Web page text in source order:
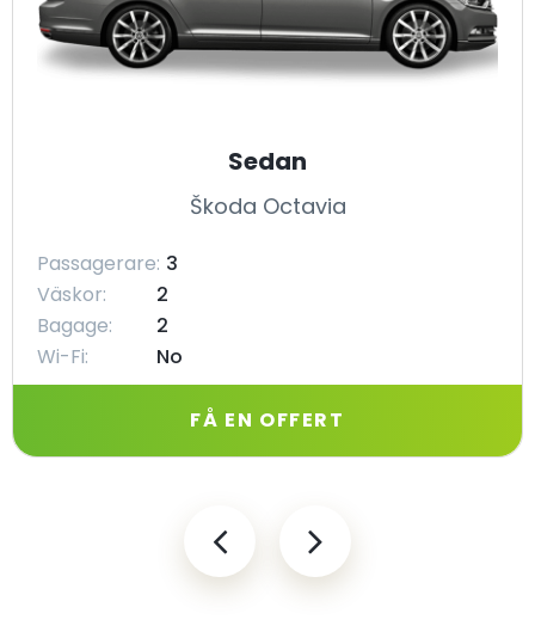
Sedan
Škoda Octavia
Passagerare: 3
Väskor:
2
Bagage:
2
Wi-Fi:
No
FÅ EN OFFERT